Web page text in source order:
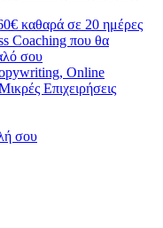
καθαρά σε 20 ημέρες
Coaching που θα
σου
Online
Επιχειρήσεις
σου